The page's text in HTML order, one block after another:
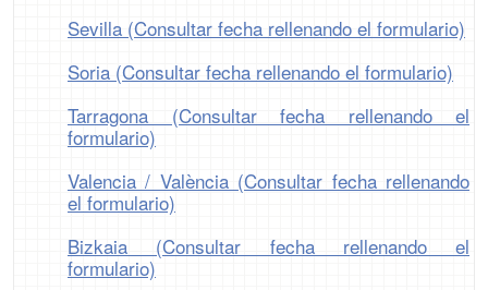
Sevilla (Consultar fecha rellenando el formulario)
Soria (Consultar fecha rellenando el formulario)
Tarragona (Consultar fecha rellenando el
formulario)
Valencia / València (Consultar fecha rellenando
el formulario)
Bizkaia (Consultar fecha rellenando el
formulario)